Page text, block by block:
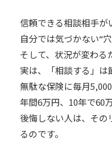
信頼できる相談相手が
自分では気づかない“
そして、状況が変わる
実は、「相談する」は
無駄な保険に毎月
年間6万円、10年で60
後悔しない人は、その
るのです。